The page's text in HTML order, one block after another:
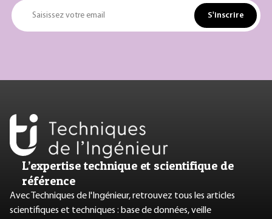
Saisissez votre email S'inscrire
L’expertise technique et scientifique de
référence
Avec Techniques de l'Ingénieur, retrouvez tous les articles
scientifiques et techniques : base de données, veille